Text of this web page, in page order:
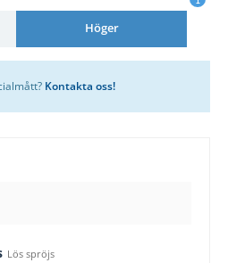
Höger
Kontakta oss!
Lös spröjs